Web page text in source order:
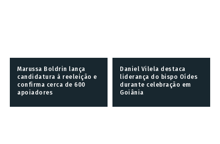
Marussa Boldrin lança
candidatura à reeleição e
confirma cerca de 600
apoiadores
Daniel Vilela destaca
liderança do bispo Oídes
durante celebração em
Goiânia